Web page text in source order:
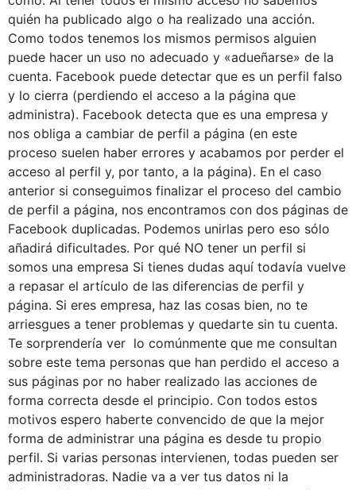
quién ha publicado algo o ha realizado una acción.
Como todos tenemos los mismos permisos alguien
puede hacer un uso no adecuado y «adueñarse» de la
cuenta. Facebook puede detectar que es un perfil falso
y lo cierra (perdiendo el acceso a la página que
administra). Facebook detecta que es una empresa y
nos obliga a cambiar de perfil a página (en este
proceso suelen haber errores y acabamos por perder el
acceso al perfil y, por tanto, a la página). En el caso
anterior si conseguimos finalizar el proceso del cambio
de perfil a página, nos encontramos con dos páginas de
Facebook duplicadas. Podemos unirlas pero eso sólo
añadirá dificultades. Por qué NO tener un perfil si
somos una empresa Si tienes dudas aquí todavía vuelve
a repasar el artículo de las diferencias de perfil y
página. Si eres empresa, haz las cosas bien, no te
arriesgues a tener problemas y quedarte sin tu cuenta.
Te sorprendería ver lo comúnmente que me consultan
sobre este tema personas que han perdido el acceso a
sus páginas por no haber realizado las acciones de
forma correcta desde el principio. Con todos estos
motivos espero haberte convencido de que la mejor
forma de administrar una página es desde tu propio
perfil. Si varias personas intervienen, todas pueden ser
administradoras. Nadie va a ver tus datos ni la